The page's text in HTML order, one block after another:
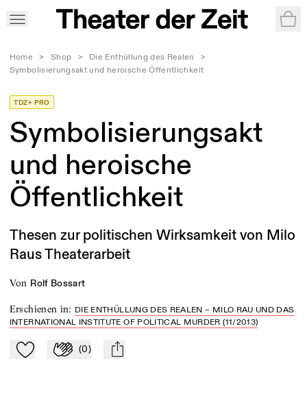
Home > Shop > Die Enthüllung des Realen
>
Symbolisierungsakt und heroische Öffentlichkeit
TDZ+ PRO
Symbolisierungsakt
und heroische
Öffentlichkeit
Thesen zur politischen Wirksamkeit von Milo
Raus Theaterarbeit
von Rolf Bossart
Erschienen in: DIE ENTHÜLLUNG DES REALEN – MILO RAU UND DAS
INTERNATIONAL INSTITUTE OF POLITICAL MURDER (11/2013)
Zu Mein-TdZ hinzufügen
Applaudieren
(0) mail